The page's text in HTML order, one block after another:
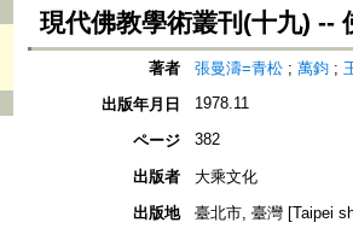
現代佛教學術叢刊(十九) --
著者 張曼濤=青松 ; 萬鈞 ;
出版年月日
1978.11
ページ 382
出版者
大乘文化
出版地
臺北市, 臺灣 [Taipei